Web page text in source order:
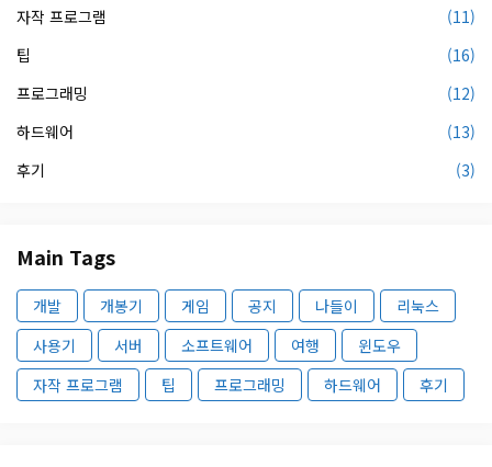
자작 프로그램
(11)
팁
(16)
프로그래밍
(12)
하드웨어
(13)
후기
(3)
Main Tags
개발 개봉기 게임 공지 나들이
리눅스
사용기
서버 소프트웨어 여행
윈도우
자작 프로그램
팁 프로그래밍 하드웨어 후기